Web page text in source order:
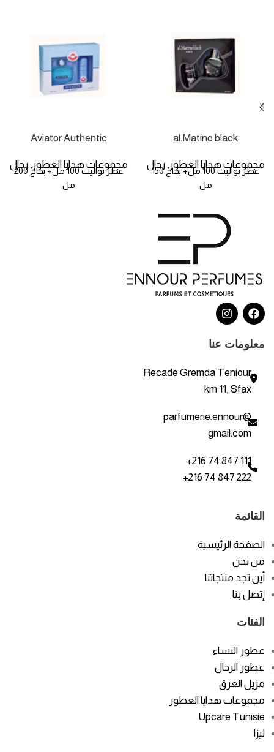
al.Matino black
مجموعات هدايا العطور,رجال
عطر تواليت 100 مل+ بخاخ 150
مل
Aviator Authentic
مجموعات هدايا العطور,رجال
عطر تواليت 100 مل+ بخاخ 200
مل
معلومات عنا
Recade Gremda Teniour
km 11, Sfax
parfumerie.ennour@
gmail.com
+216 74 847 111
+216 74 847 222
القائمة
الصفحة الرئيسية
من نحن
أين تجد منتجاتنا
إتصل بنا
الفئات
عطور النساء
عطور الرجال
مزيل العرق
مجموعات هدايا العطور
Upcare Tunisie
ليزا